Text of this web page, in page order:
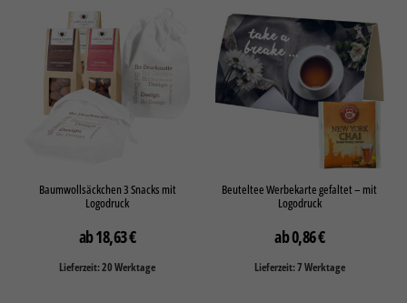
Baumwollsäckchen 3 Snacks mit
Logodruck
18,63€
Lieferzeit: 20 Werktage
Beuteltee Werbekarte gefaltet – mit
Logodruck
0,86€
Lieferzeit: 7 Werktage